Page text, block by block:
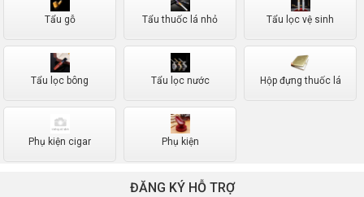
Tẩu gỗ Tẩu thuốc lá nhỏ Tẩu lọc vệ sinh
Tẩu lọc bông Tẩu lọc nước Hộp đựng thuốc lá
Phụ kiện cigar Phụ kiện
ĐĂNG KÝ HỖ TRỢ